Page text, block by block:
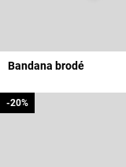
Bandana brodé
-20%
-20%